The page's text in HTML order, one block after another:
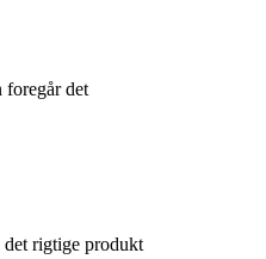
foregår det
rigtige produkt